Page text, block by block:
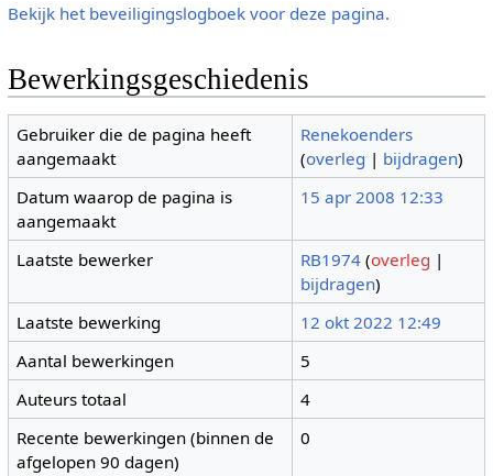
Bekijk het beveiligingslogboek voor deze pagina.
Bewerkingsgeschiedenis
Gebruiker die de pagina heeft
aangemaakt
Renekoenders
(overleg | bijdragen)
Datum waarop de pagina is
aangemaakt
15 apr 2008 12:33
Laatste bewerker RB1974 (overleg |
bijdragen)
Laatste bewerking
12 okt 2022 12:49
Aantal bewerkingen
5
Auteurs totaal
4
Recente bewerkingen (binnen de
afgelopen 90 dagen)
0